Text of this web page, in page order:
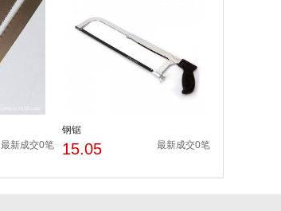
最新成交0笔
钢锯
15.05 最新成交0笔